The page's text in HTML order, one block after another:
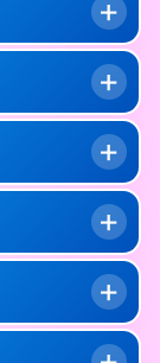
す。
す。
す。
す。
り口で